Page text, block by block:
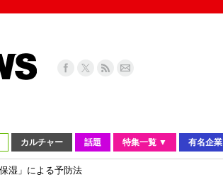
カルチャー 話題 特集一覧 ▼ 有名企業
湿」による予防法